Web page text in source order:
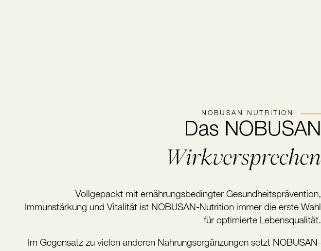
NOBUSAN NUTRITION
Das NOBUSAN
Wirkversprechen
Vollgepackt mit ernährungsbedingter Gesundheitsprävention,
Immunstärkung und Vitalität ist NOBUSAN-Nutrition immer die erste Wahl
für optimierte Lebensqualität.
Im Gegensatz zu vielen anderen Nahrungsergänzungen setzt NOBUSAN-